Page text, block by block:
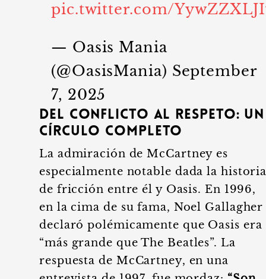
pic.twitter.com/
— Oasis Mania
(@OasisMania) September
7, 2025
Del Conflicto al Respeto: Un
Círculo Completo
La admiración de McCartney es
especialmente notable dada la
de fricción entre él y Oasis. En 1996,
en la cima de su fama, Noel Gallagher
declaró polémicamente que Oasis era
“más grande que The Beatles”. La
respuesta de McCartney, en una